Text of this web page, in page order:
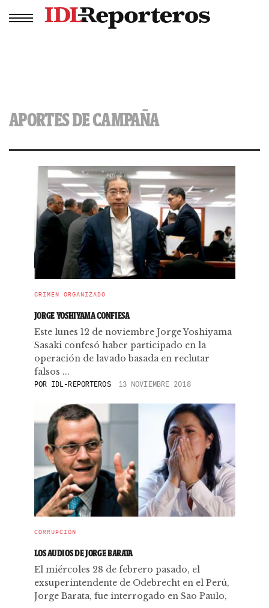
APORTES DE CAMPAÑA
CRIMEN ORGANIZADO
JORGE YOSHIYAMA CONFIESA
Este lunes 12 de noviembre Jorge Yoshiyama
Sasaki confesó haber participado en la
operación de lavado basada en reclutar
falsos ...
POR IDL-REPORTEROS 13 NOVIEMBRE 2018
CORRUPCIÓN
LOS AUDIOS DE JORGE BARATA
El miércoles 28 de febrero pasado, el
exsuperintendente de Odebrecht en el Perú,
Jorge Barata, fue interrogado en Sao Paulo,